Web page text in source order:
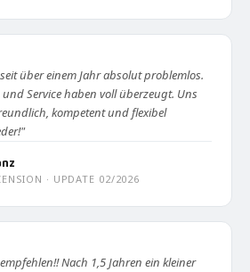
über einem Jahr absolut problemlos.
Service haben voll überzeugt. Uns
kompetent und flexibel
· UPDATE 02/2026
Nach 1,5 Jahren ein kleiner